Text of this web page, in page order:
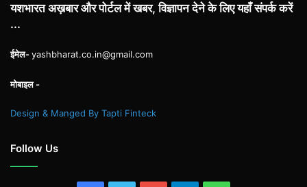
यशभारत अख़बार और पोर्टल में खबर, विज्ञापन देने के लिए यहाँ संपर्क करें
...
ईमेल-yashbharat.co.in@gmail.com
मोबाइल -
Design & Manged By Tapti Finteck
Follow Us